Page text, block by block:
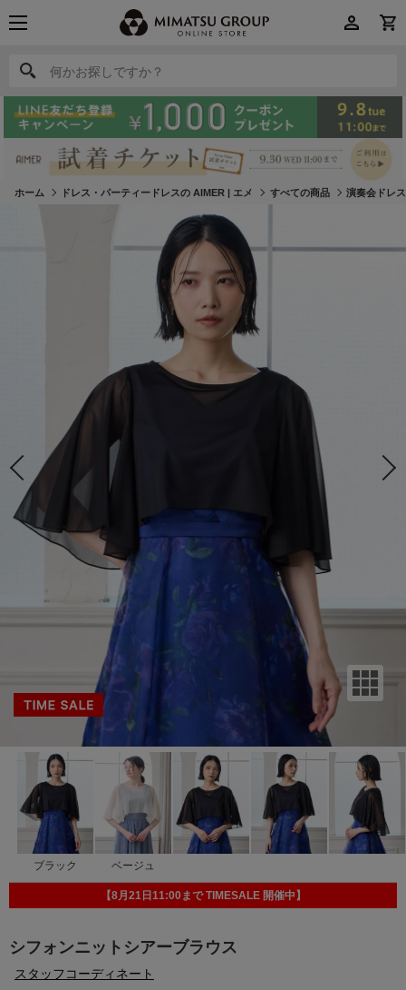
何かお探しですか？
何かお探しですか？
ホーム ドレス・パーティードレスの AIMER | エメ すべての商品 演奏会ドレス
ブラック ベージュ
シフォンニットシアーブラウス
スタッフコーディネート
【8月21日11:00まで TIMESALE 開催中】